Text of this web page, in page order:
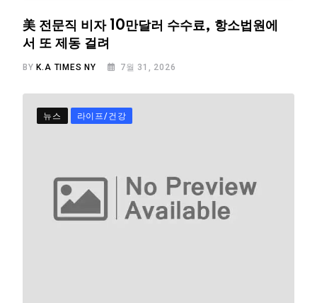
美 전문직 비자 10만달러 수수료, 항소법원에
서 또 제동 걸려
BY K.A TIMES NY 7월 31, 2026
뉴스 라이프/건강